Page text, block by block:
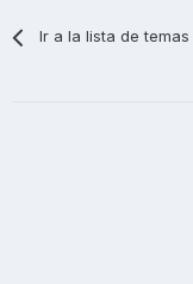
Ir a la lista de temas